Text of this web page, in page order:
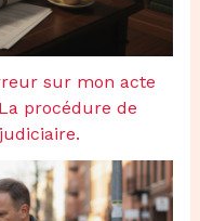
sur mon acte
procédure de